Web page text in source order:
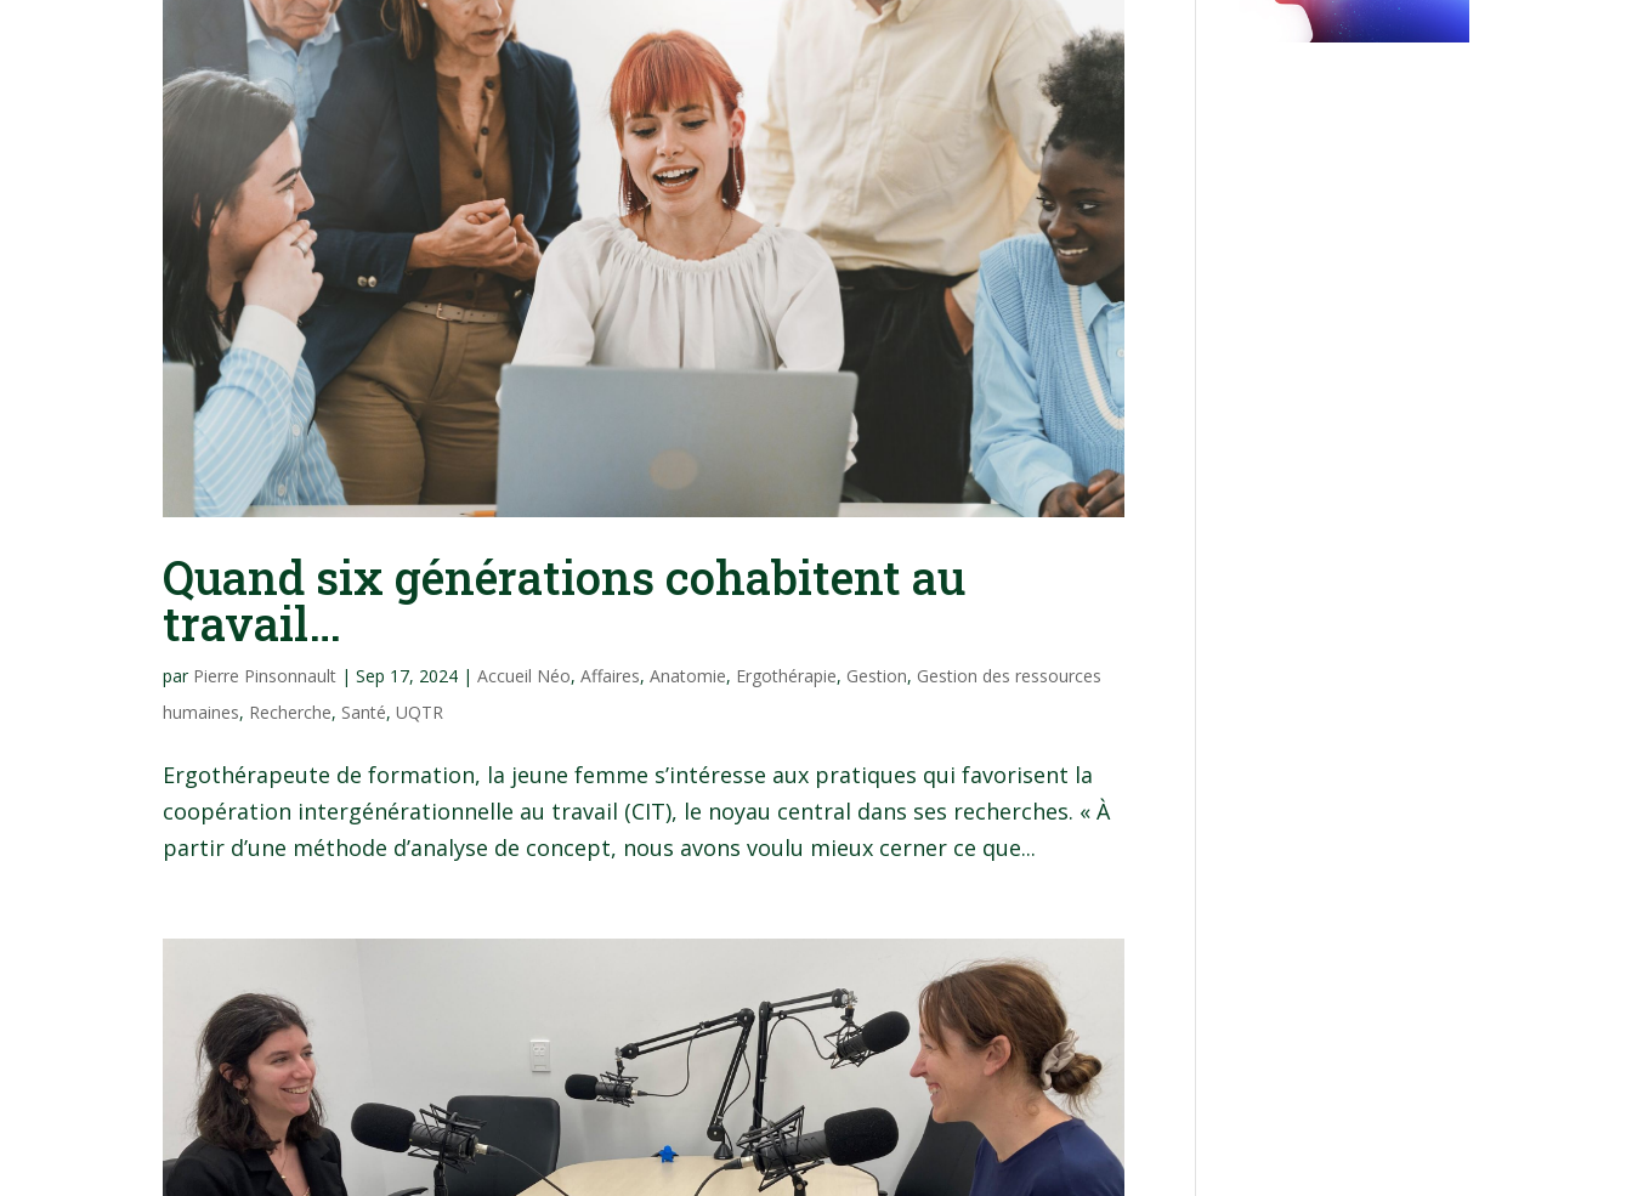
Quand six générations cohabitent au
travail…
par Pierre Pinsonnault |Sep 17, 2024 |Accueil Néo,Affaires,Anatomie, Ergothérapie, Gestion, Gestion des ressources
humaines, Recherche, Santé,UQTR
Ergothérapeute de formation, la jeune femme s’intéresse aux pratiques qui favorisent la
coopération intergénérationnelle au travail (CIT), le noyau central dans ses recherches. « À
partir d’une méthode d’analyse de concept, nous avons voulu mieux cerner ce que...